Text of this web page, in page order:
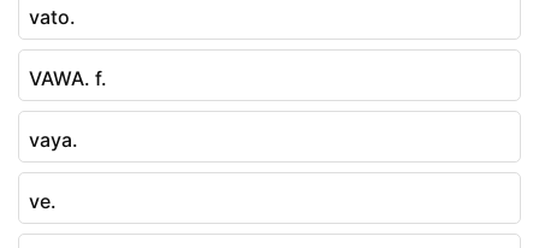
vato.
VAWA. f.
vaya.
ve.